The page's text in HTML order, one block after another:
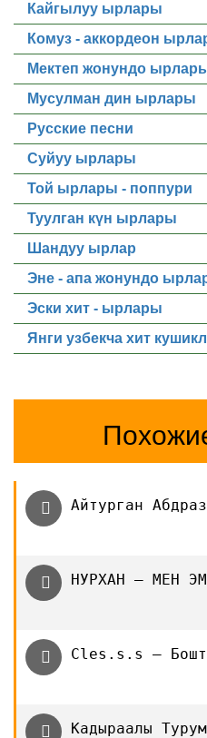
Кайгылуу ырлары
Комуз - аккордеон
Мектеп жонундо
Мусулман дин ырлары
Русские песни
Суйуу ырлары
Той ырлары - поппури
Туулган күн ырлары
Шандуу ырлар
Эне - апа жонундо
Эски хит - ырлары
Янги узбекча хит
Айтурган
НУРХАН — МЕН
Cles.s.s —
Кадыраалы